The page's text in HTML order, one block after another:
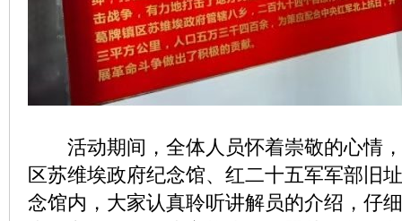
活动期间，全体人员怀着崇敬的心情，
区苏维埃政府纪念馆、红二十五军军部旧
念馆内，大家认真聆听讲解员的介绍，仔